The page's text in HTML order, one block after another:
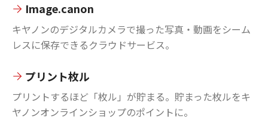
Image.canon
キヤノンのデジタルカメラで撮った写真・動画をシーム
レスに保存できるクラウドサービス。
プリント枚ル
プリントするほど「枚ル」が貯まる。貯まった枚ルをキ
ヤノンオンラインショップのポイントに。